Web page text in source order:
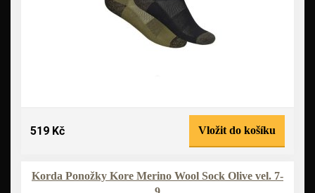
519 Kč Vložit do košíku
Korda Ponožky Kore Merino Wool Sock Olive vel. 7-